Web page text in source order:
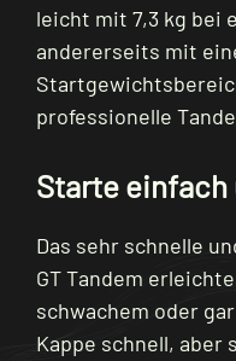
leicht mit 7,3 kg bei
andererseits mit
professionelle
Starte einfach
Das sehr schnelle
GT Tandem
schwachem oder
Kappe schnell, aber